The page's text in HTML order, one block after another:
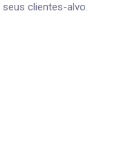
clientes-alvo.